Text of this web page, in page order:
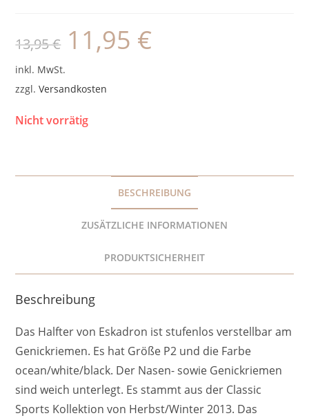
13,95€
Ursprünglicher
war:
11,95 €
inkl. MwSt.
zzgl.Versandkosten
Nicht vorrätig
BESCHREIBUNG
ZUSÄTZLICHE INFORMATIONEN
PRODUKTSICHERHEIT
Beschreibung
Das Halfter von Eskadron ist stufenlos verstellbar am
Genickriemen. Es hat Größe P2 und die Farbe
ocean/white/black. Der Nasen- sowie Genickriemen
sind weich unterlegt. Es stammt aus der Classic
Sports Kollektion von Herbst/Winter 2013. Das